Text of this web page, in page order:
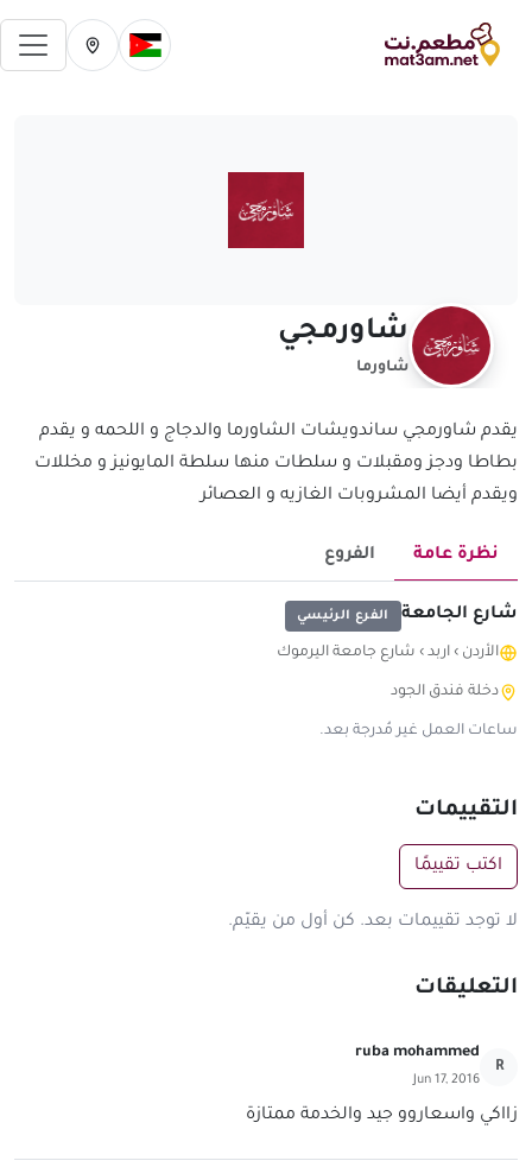
تغيير الدولة الحالية
تغيير المدينة
شاورمجي
شاورما
يقدم شاورمجي ساندويشات الشاورما والدجاج و اللحمه و يقدم
بطاطا ودجز ومقبلات و سلطات منها سلطة المايونيز و مخللات
ويقدم أيضا المشروبات الغازيه و العصائر
نظرة عامة الفروع
شارع الجامعة الفرع الرئيسي
الأردن › اربد › شارع جامعة اليرموك
دخلة فندق الجود
ساعات العمل غير مُدرجة بعد.
التقييمات
اكتب تقييمًا
لا توجد تقييمات بعد. كن أول من يقيّم.
التعليقات
R
ruba mohammed
Jun 17, 2016
زااكي واسعاروو جيد والخدمة ممتازة